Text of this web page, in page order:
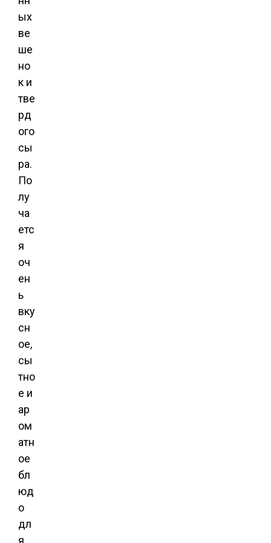
ых
ве
ше
но
к и
тве
рд
ого
сы
ра.
По
лу
ча
етс
я
оч
ен
ь
вку
сн
ое,
сы
тно
е и
ар
ом
атн
ое
бл
юд
о
дл
я